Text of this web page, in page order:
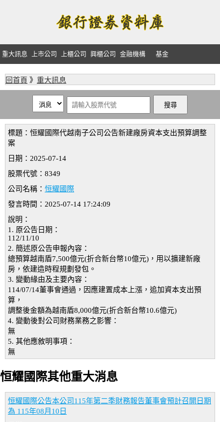
重大訊息 上市公司 上櫃公司 興櫃公司 金融機構 基金
回首頁 》 重大訊息
標題：恒耀國際代越南子公司公告新建廠房資本支出預算調整
案
日期：2025-07-14
股票代號：8349
公司名稱： 恒耀國際
發言時間：2025-07-14 17:24:09
說明：
1. 原公告日期：
112/11/10
2. 簡述原公告申報內容：
總預算越南盾7,500億元(折合新台幣10億元)，用以擴建新廠
房，依建造時程規劃發包。
3. 變動緣由及主要內容：
114/07/14董事會通過，因應建置成本上漲，追加資本支出預
算，
調整後金額為越南盾8,000億元(折合新台幣10.6億元)
4. 變動後對公司財務業務之影響：
無
5. 其他應敘明事項：
無
恒耀國際其他重大消息
恒耀國際公告本公司115年第二季財務報告董事會預計召開日期
為 115年08月10日